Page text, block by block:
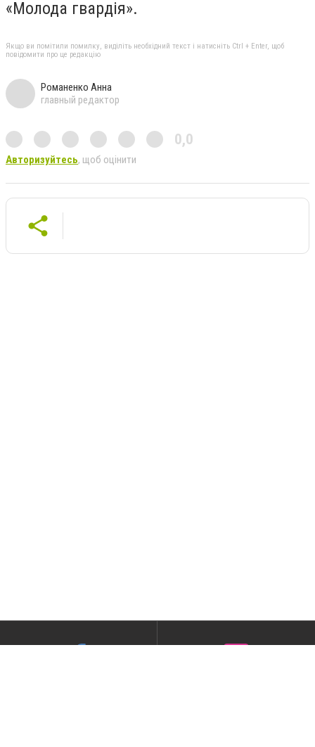
«Молода гвардія».
Якщо ви помітили помилку, виділіть необхідний текст і натисніть Ctrl + Enter, щоб
повідомити про це редакцію
Романенко Анна
главный редактор
0,0
Авторизуйтесь, щоб оцінити